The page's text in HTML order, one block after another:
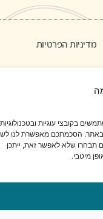
בקובצי עוגיות ובטכנולוגיות
הסכמתכם מאפשרת לנו לשפר
שלא לאפשר זאת, ייתכן
מדיניות הפרטיות
2025